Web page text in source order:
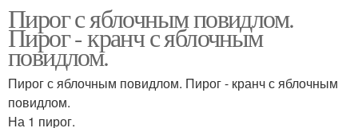
Пирог с яблочным повидлом.
Пирог - кранч с яблочным
повидлом.
Пирог с яблочным повидлом. Пирог - кранч с яблочным
повидлом.
На 1 пирог.